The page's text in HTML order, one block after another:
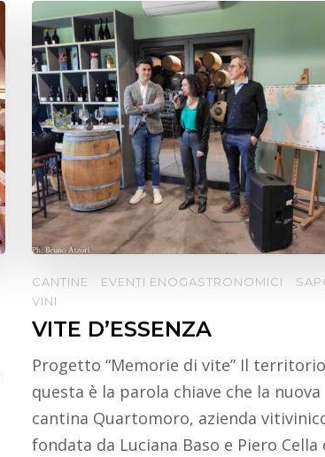
CANTINE EVENTI ENOGASTRONOMICI
VINI
VITE D’ESSENZA
Progetto “Memorie di vite” Il
questa è la parola chiave che la nuova
cantina Quartomoro, azienda
fondata da Luciana Baso e Piero Cella